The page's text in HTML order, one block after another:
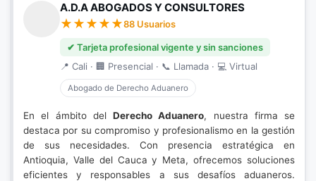
A.D.A ABOGADOS Y CONSULTORES
88 Usuarios
✔ Tarjeta profesional vigente y sin sanciones
📍 Cali · 🏢 Presencial · 📞 Llamada · 💻 Virtual
Abogado de Derecho Aduanero
En el ámbito del Derecho Aduanero, nuestra firma se
destaca por su compromiso y profesionalismo en la gestión
de sus necesidades. Con presencia estratégica en
Antioquia, Valle del Cauca y Meta, ofrecemos soluciones
eficientes y responsables a sus desafíos aduaneros.